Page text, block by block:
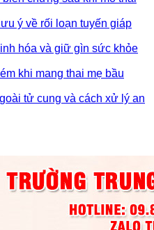
ý về rối loạn tuyến giáp
hóa và giữ gìn sức khỏe
khi mang thai mẹ bầu
tử cung và cách xử lý an